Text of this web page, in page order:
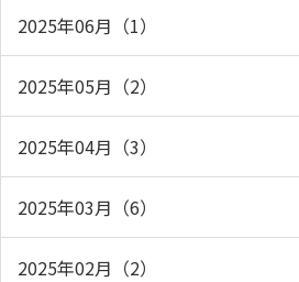
2025年06月（1）
2025年05月（2）
2025年04月（3）
2025年03月（6）
2025年02月（2）